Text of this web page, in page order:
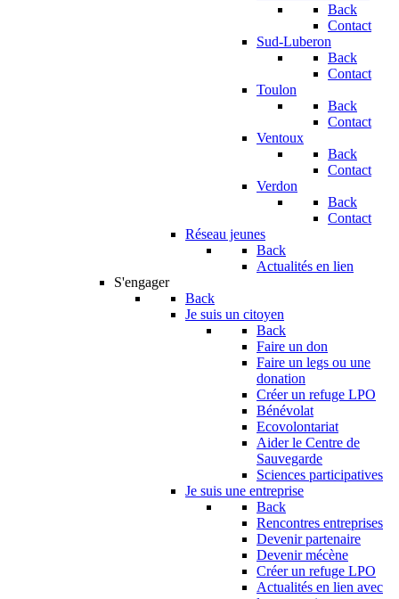
Back
Contact
Sud-Luberon
Back
Contact
Toulon
Back
Contact
Ventoux
Back
Contact
Verdon
Back
Contact
Réseau jeunes
Back
Actualités en lien
S'engager
Back
Je suis un citoyen
Back
Faire un don
Faire un legs ou une
donation
Créer un refuge LPO
Bénévolat
Ecovolontariat
Aider le Centre de
Sauvegarde
Sciences participatives
Je suis une entreprise
Back
Rencontres entreprises
Devenir partenaire
Devenir mécène
Créer un refuge LPO
Actualités en lien avec